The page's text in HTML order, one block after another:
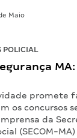
Maio
POLICIAL
promete
os concursos
da
(SECOM-